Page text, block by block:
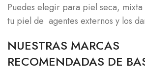
Puedes elegir para piel seca,
tu piel de agentes externos y los
NUESTRAS MARCAS
RECOMENDADAS DE